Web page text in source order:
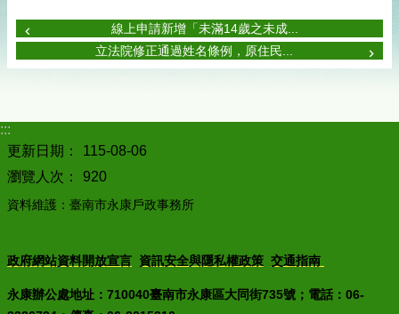
線上申請新增「未滿14歲之未成...
立法院修正通過姓名條例，原住民...
:::
更新日期：
115-08-06
瀏覽人次：
920
資料維護：臺南市永康戶政事務所
政府網站資料開放宣言 資訊安全與隱私權政策 交通指南
永康辦公處地址：710040臺南市永康區大同街735號；電話：06-